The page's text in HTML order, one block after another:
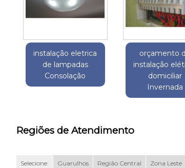
instalação eletrica
de lampadas
Consolação
orçamento
instalação
domiciliar
Invernada
Regiões de Atendimento
Selecione: Guarulhos Região Central Zona Leste